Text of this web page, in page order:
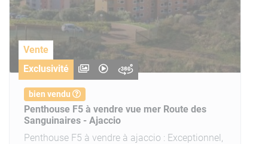
Vente
Exclusivité
bien vendu
Penthouse F5 à vendre vue mer Route des
Sanguinaires - Ajaccio
Penthouse F5 à vendre à ajaccio : Exceptionnel,